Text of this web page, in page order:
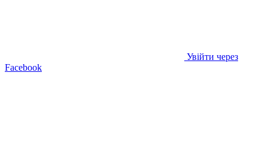
Увійти через
Facebook